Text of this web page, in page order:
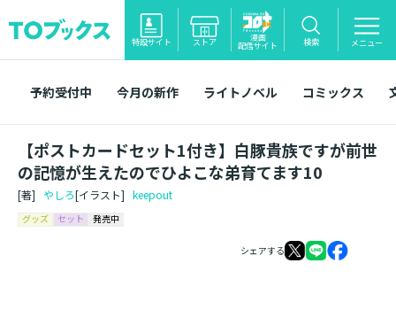
特設サイト ストア 漫画
配信サイト 検索 メニュー
予約受付中 今月の新作 ライトノベル コミックス
【ポストカードセット1付き】白豚貴族ですが前世
の記憶が生えたのでひよこな弟育てます10
[著] やしろ[イラスト] keepout
グッズ セット 発売中
シェアする